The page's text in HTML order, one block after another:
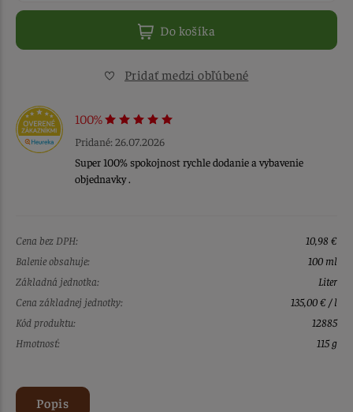
Do košíka
Pridať medzi obľúbené
100%
Pridané: 26.07.2026
Super 100% spokojnost rychle dodanie a vybavenie
objednavky .
Cena bez DPH:
10,98 €
Balenie obsahuje:
100 ml
Základná jednotka:
Liter
Cena základnej jednotky:
135,00 € / l
Kód produktu:
12885
Hmotnosť:
115 g
Popis